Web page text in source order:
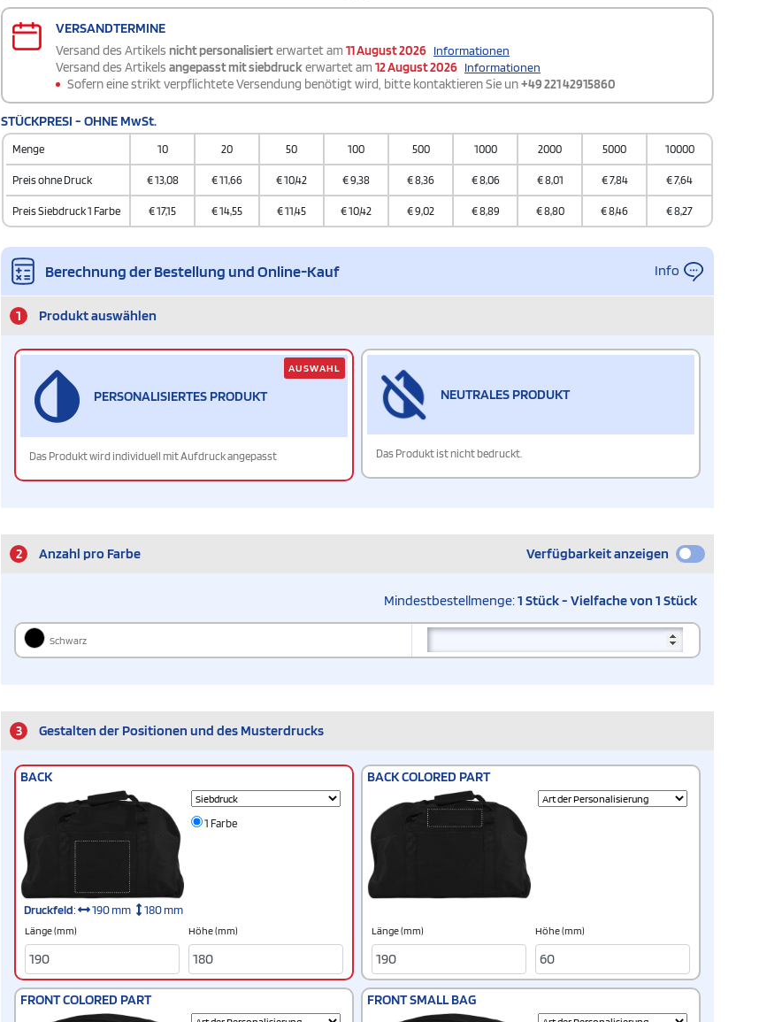
VERSANDTERMINE
Versand des Artikels nicht personalisierterwartet am 11 August 2026 Informationen
Versand des Artikels angepasst mit siebdruckerwartet am 12 August 2026 Informationen
Sofern eine strikt verpflichtete Versendung benötigt wird, bitte kontaktieren Sie un+49 221 42915860
STÜCKPRESI - OHNE MwSt.
Menge 10 20 50 100 500 1000 2000 5000 10000
Preis ohne Druck €13,08 €11,66 €10,42 €9,38 €8,36 €8,06 €8,01 €7,84 €7,64
Preis Siebdruck 1 Farbe €17,15 €14,55 €11,45 €10,42 €9,02 €8,89 €8,80 €8,46 €8,27
Berechnung der Bestellung und Online-Kauf Info
1 Produkt auswählen
PERSONALISIERTES PRODUKT
Das Produkt wird individuell mit Aufdruck angepasst
AUSWAHL
NEUTRALES PRODUKT
Das Produkt ist nicht bedruckt.
2 Anzahl pro Farbe Verfügbarkeit anzeigen
Mindestbestellmenge:1 Stück - Vielfache von 1 Stück
Schwarz
3 Gestalten der Positionen und des Musterdrucks
BACK
1 Farbe
Druckfeld: 190 mm 180 mm
Länge (mm) Höhe (mm)
BACK COLORED PART
Länge (mm) Höhe (mm)
FRONT COLORED PART FRONT SMALL BAG